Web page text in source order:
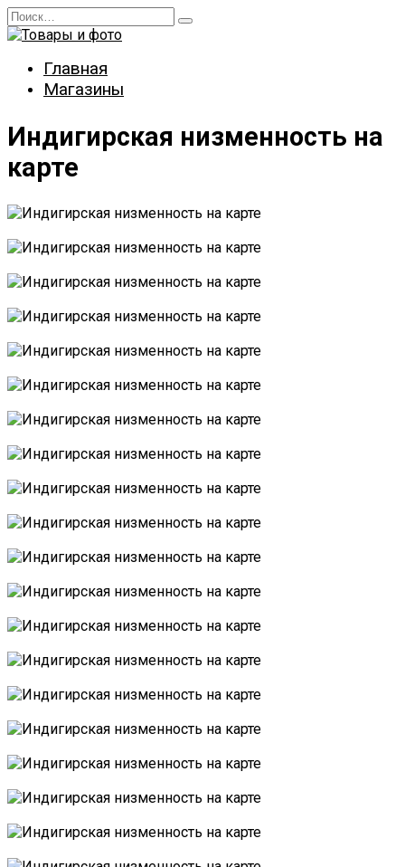
Перейти
к
Search
for:
Главная
Магазины
Индигирская низменность на
карте